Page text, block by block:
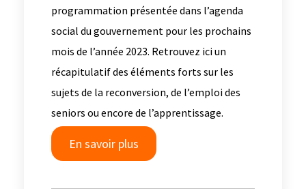
programmation présentée dans l’agenda
social du gouvernement pour les prochains
mois de l’année 2023. Retrouvez ici un
récapitulatif des éléments forts sur les
sujets de la reconversion, de l’emploi des
seniors ou encore de l’apprentissage.
En savoir plus